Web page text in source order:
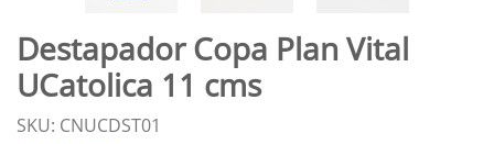
Destapador Copa Plan Vital
UCatolica 11 cms
SKU: CNUCDST01